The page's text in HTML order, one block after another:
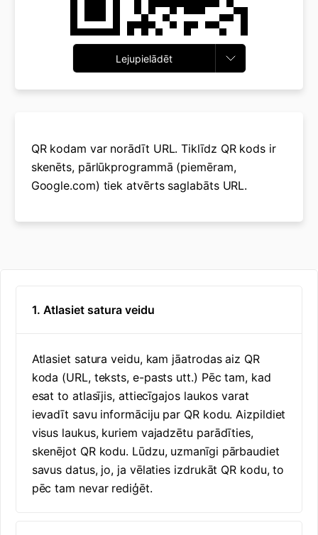
Lejupielādēt
QR kodam var norādīt URL. Tiklīdz QR kods ir
skenēts, pārlūkprogrammā (piemēram,
Google.com) tiek atvērts saglabāts URL.
1. Atlasiet satura veidu
Atlasiet satura veidu, kam jāatrodas aiz QR
koda (URL, teksts, e-pasts utt.) Pēc tam, kad
esat to atlasījis, attiecīgajos laukos varat
ievadīt savu informāciju par QR kodu. Aizpildiet
visus laukus, kuriem vajadzētu parādīties,
skenējot QR kodu. Lūdzu, uzmanīgi pārbaudiet
savus datus, jo, ja vēlaties izdrukāt QR kodu, to
pēc tam nevar rediģēt.